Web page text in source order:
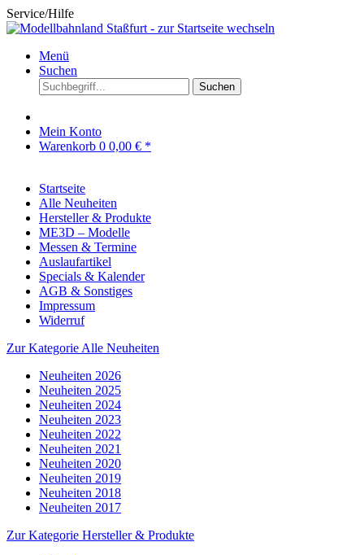
Service/Hilfe
Menü
Suchen
Suchen
Mein Konto
Warenkorb 0 0,00 € *
Startseite
Alle Neuheiten
Hersteller & Produkte
ME3D – Modelle
Messen & Termine
Auslaufartikel
Specials & Kalender
AGB & Sonstiges
Impressum
Widerruf
Zur Kategorie Alle Neuheiten
Neuheiten 2026
Neuheiten 2025
Neuheiten 2024
Neuheiten 2023
Neuheiten 2022
Neuheiten 2021
Neuheiten 2020
Neuheiten 2019
Neuheiten 2018
Neuheiten 2017
Zur Kategorie Hersteller & Produkte